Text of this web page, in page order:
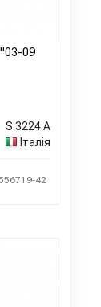
"03-09
S 3224 A
Італія
42